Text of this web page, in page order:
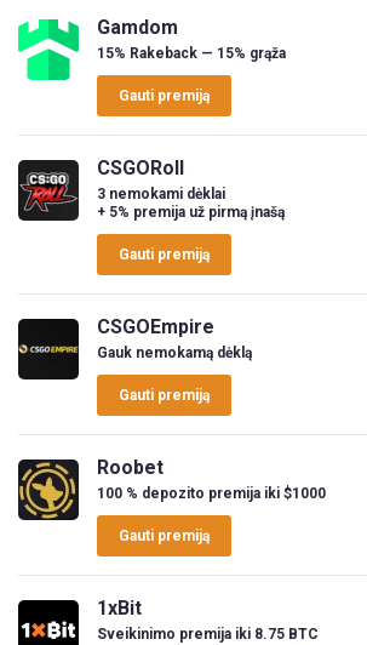
Gamdom
15% Rakeback — 15% grąža
Gauti premiją
CSGORoll
3 nemokami dėklai
+ 5% premija už pirmą įnašą
Gauti premiją
CSGOEmpire
Gauk nemokamą dėklą
Gauti premiją
Roobet
100 % depozito premija iki $1000
Gauti premiją
1xBit
Sveikinimo premija iki 8.75 BTC